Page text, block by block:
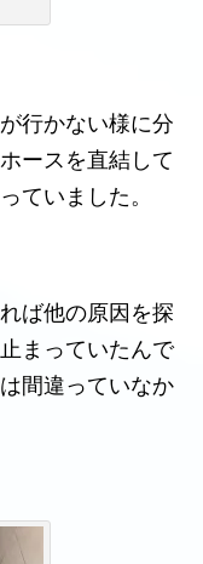
行かない様に分
ースを直結して
ていました。
ば他の原因を探
まっていたんで
間違っていなか